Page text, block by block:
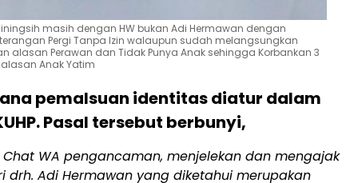
masih dengan HW bukan Adi Hermawan dengan
Pergi Tanpa Izin walaupun sudah melangsungkan
alasan Perawan dan Tidak Punya Anak sehingga Korbankan 3
Anak Yatim
pemalsuan identitas diatur dalam
Pasal tersebut berbunyi,
Chat WA pengancaman, menjelekan dan mengajak
drh. Adi Hermawan yang diketahui merupakan